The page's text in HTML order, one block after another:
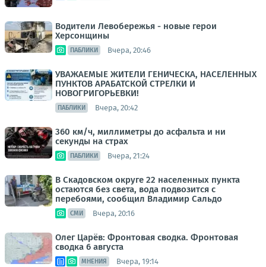
Водители Левобережья - новые герои
Херсонщины
ПАБЛИКИ Вчера, 20:46
УВАЖАЕМЫЕ ЖИТЕЛИ ГЕНИЧЕСКА, НАСЕЛЕННЫХ
ПУНКТОВ АРАБАТСКОЙ СТРЕЛКИ И
НОВОГРИГОРЬЕВКИ!
ПАБЛИКИ Вчера, 20:42
360 км/ч, миллиметры до асфальта и ни
секунды на страх
ПАБЛИКИ Вчера, 21:24
В Скадовском округе 22 населенных пункта
остаются без света, вода подвозится с
перебоями, сообщил Владимир Сальдо
СМИ Вчера, 20:16
Олег Царёв: Фронтовая сводка. Фронтовая
сводка 6 августа
МНЕНИЯ Вчера, 19:14